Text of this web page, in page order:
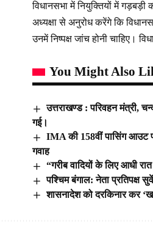
विधानसभा में नियुक्तियों में
अध्यक्षा से अनुरोध करेंगे कि
उनमें निष्पक्ष जांच होनी चाहिए।
You Might Also
उत्तराखण्ड : परिवहन मंत्री,
गई।
IMA की 158वीं पासिंग आउट
गवाह
“गरीब वादियों के लिए आधी
पश्चिम बंगाल: नेता प्रतिपक्ष
शासनादेश को दरकिनार कर